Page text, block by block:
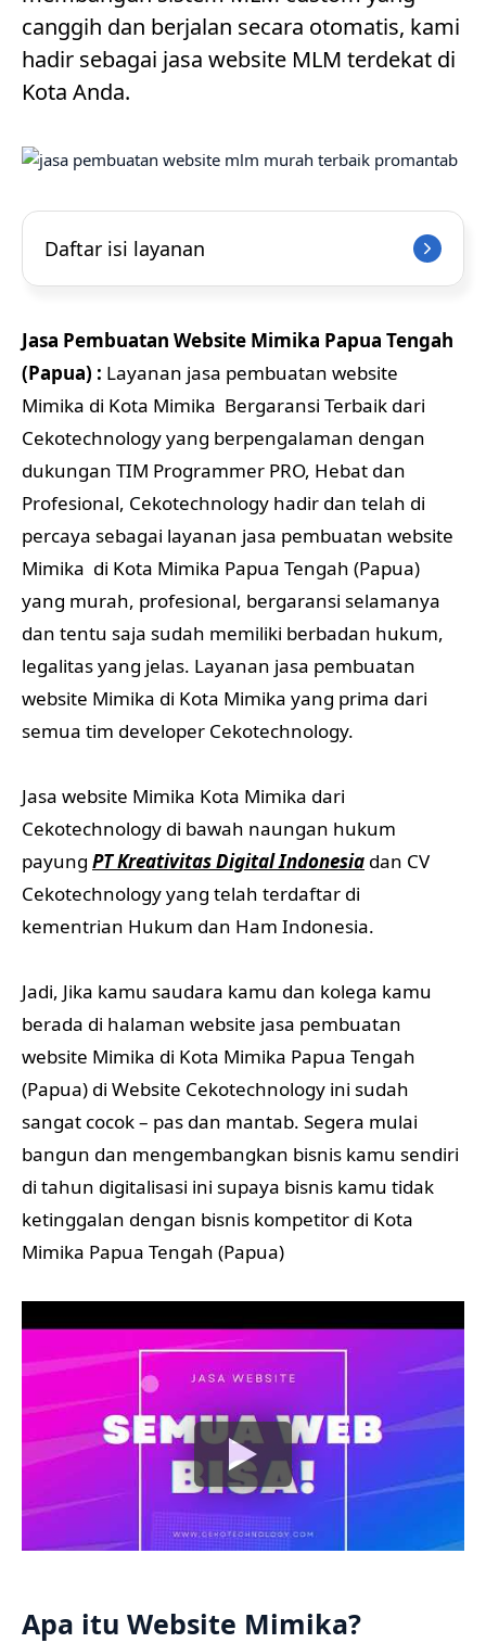
canggih dan berjalan secara otomatis, kami
hadir sebagai jasa website MLM terdekat di
Kota Anda.
Daftar isi layanan
Jasa Pembuatan Website Mimika Papua Tengah
(Papua) : Layanan jasa pembuatan website
Mimika di Kota Mimika Bergaransi Terbaik dari
Cekotechnology yang berpengalaman dengan
dukungan TIM Programmer PRO, Hebat dan
Profesional, Cekotechnology hadir dan telah di
percaya sebagai layanan jasa pembuatan website
Mimika di Kota Mimika Papua Tengah (Papua)
yang murah, profesional, bergaransi selamanya
dan tentu saja sudah memiliki berbadan hukum,
legalitas yang jelas. Layanan jasa pembuatan
website Mimika di Kota Mimika yang prima dari
semua tim developer Cekotechnology.
Jasa website Mimika Kota Mimika dari
Cekotechnology di bawah naungan hukum
payung PT Kreativitas Digital Indonesia dan CV
Cekotechnology yang telah terdaftar di
kementrian Hukum dan Ham Indonesia.
Jadi, Jika kamu saudara kamu dan kolega kamu
berada di halaman website jasa pembuatan
website Mimika di Kota Mimika Papua Tengah
(Papua) di Website Cekotechnology ini sudah
sangat cocok – pas dan mantab. Segera mulai
bangun dan mengembangkan bisnis kamu sendiri
di tahun digitalisasi ini supaya bisnis kamu tidak
ketinggalan dengan bisnis kompetitor di Kota
Mimika Papua Tengah (Papua)
Apa itu Website Mimika?